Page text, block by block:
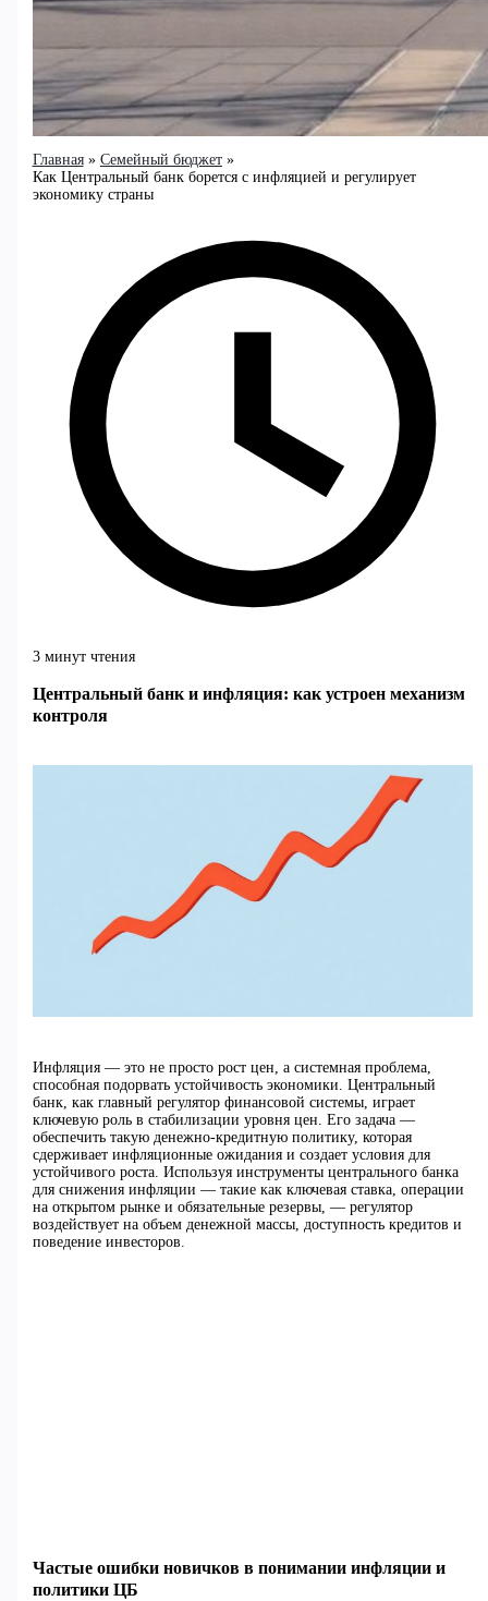
Главная
Семейный бюджет
Как Центральный банк борется с инфляцией и регулирует
экономику страны
3 минут чтения
Центральный банк и инфляция: как устроен механизм
контроля
Инфляция — это не просто рост цен, а системная проблема,
способная подорвать устойчивость экономики. Центральный
банк, как главный регулятор финансовой системы, играет
ключевую роль в стабилизации уровня цен. Его задача —
обеспечить такую денежно-кредитную политику, которая
сдерживает инфляционные ожидания и создает условия для
устойчивого роста. Используя инструменты центрального банка
для снижения инфляции — такие как ключевая ставка, операции
на открытом рынке и обязательные резервы, — регулятор
воздействует на объем денежной массы, доступность кредитов и
поведение инвесторов.
Частые ошибки новичков в понимании инфляции и
политики ЦБ